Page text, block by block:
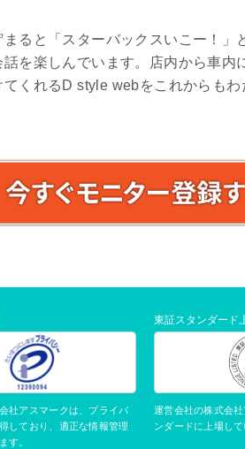
ると「スターバックスいこー！」
を楽しんでいます。店内から車
くれるD style webをこれからも
社アスマークは、プライバ
しており、適正な情報管理
す。
東証スタンダード
運営会社の株式会
ンダードに上場して